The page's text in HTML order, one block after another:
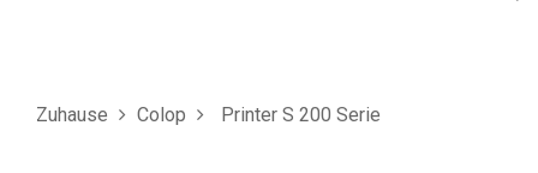
Zuhause Colop Printer S 200 Serie